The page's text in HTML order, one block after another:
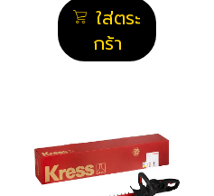
ใส่ตระ
กร้า